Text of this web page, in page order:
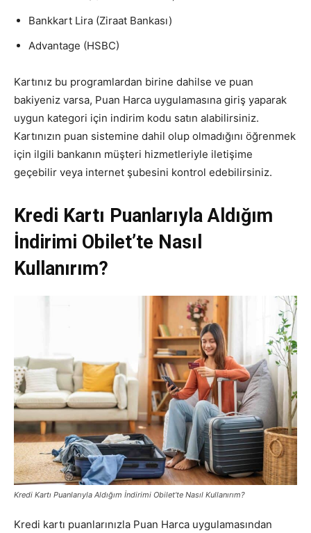
Bankkart Lira (Ziraat Bankası)
Advantage (HSBC)
Kartınız bu programlardan birine dahilse ve puan
bakiyeniz varsa, Puan Harca uygulamasına giriş yaparak
uygun kategori için indirim kodu satın alabilirsiniz.
Kartınızın puan sistemine dahil olup olmadığını öğrenmek
için ilgili bankanın müşteri hizmetleriyle iletişime
geçebilir veya internet şubesini kontrol edebilirsiniz.
Kredi Kartı Puanlarıyla Aldığım
İndirimi Obilet’te Nasıl
Kullanırım?
Kredi Kartı Puanlarıyla Aldığım İndirimi Obilet’te Nasıl Kullanırım?
Kredi kartı puanlarınızla Puan Harca uygulamasından